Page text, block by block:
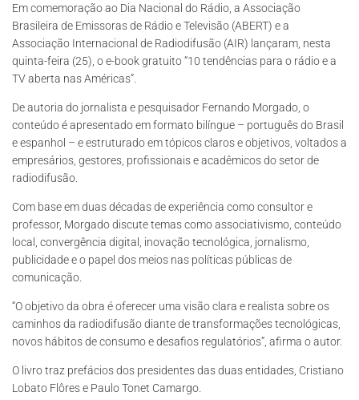
Em comemoração ao Dia Nacional do Rádio, a Associação
Brasileira de Emissoras de Rádio e Televisão (ABERT) e a
Associação Internacional de Radiodifusão (AIR) lançaram, nesta
quinta-feira (25), o e-book gratuito “10 tendências para o rádio e a
TV aberta nas Américas”.
De autoria do jornalista e pesquisador Fernando Morgado, o
conteúdo é apresentado em formato bilíngue – português do Brasil
e espanhol – e estruturado em tópicos claros e objetivos, voltados a
empresários, gestores, profissionais e acadêmicos do setor de
radiodifusão.
Com base em duas décadas de experiência como consultor e
professor, Morgado discute temas como associativismo, conteúdo
local, convergência digital, inovação tecnológica, jornalismo,
publicidade e o papel dos meios nas políticas públicas de
comunicação.
“O objetivo da obra é oferecer uma visão clara e realista sobre os
caminhos da radiodifusão diante de transformações tecnológicas,
novos hábitos de consumo e desafios regulatórios”, afirma o autor.
O livro traz prefácios dos presidentes das duas entidades, Cristiano
Lobato Flôres e Paulo Tonet Camargo.